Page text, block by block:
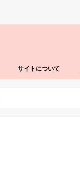
サイトについて